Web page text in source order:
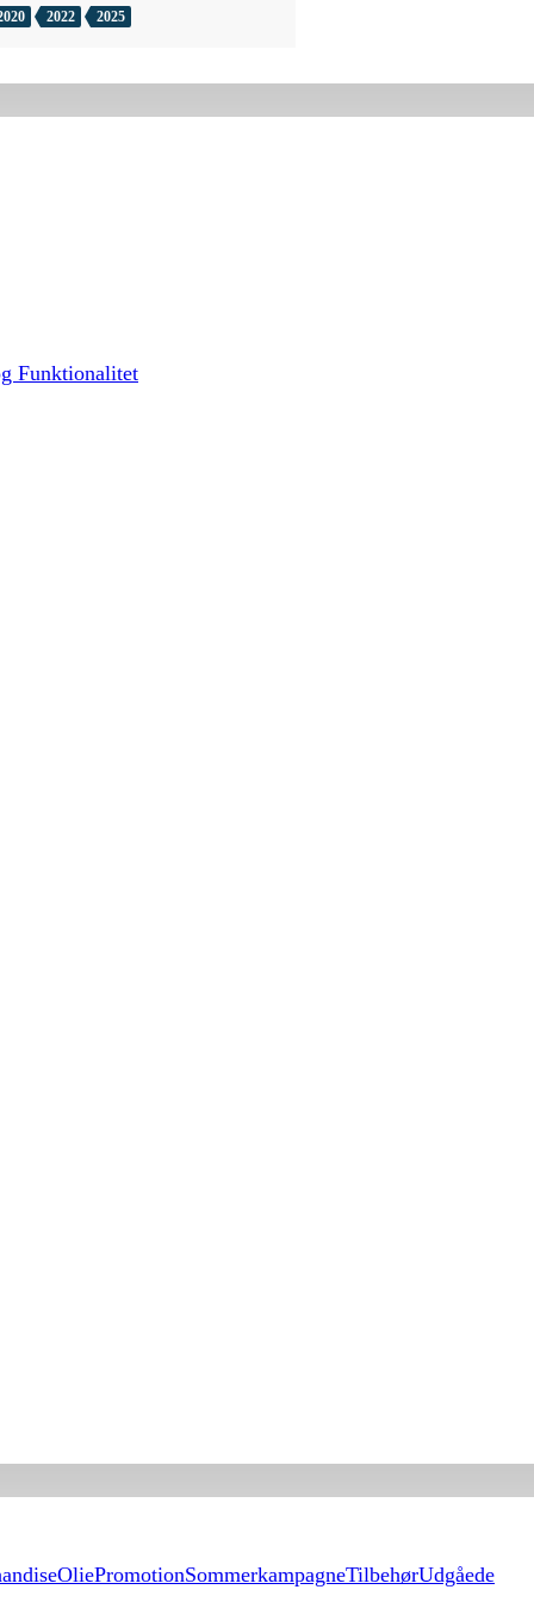
2022 2025
Funktionalitet
OliePromotionSommerkampagneTilbehørUdgåede